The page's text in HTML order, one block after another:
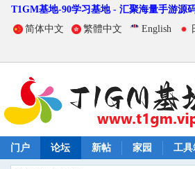
T1GM基地-90学习基地 - 汇聚海量手游源
简体中文
繁體中文 English
门户 论坛 新帖 家园 工具